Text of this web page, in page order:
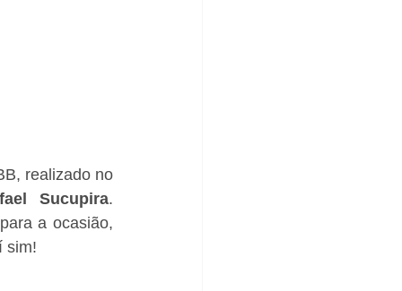
realizado no
Sucupira.
a ocasião,
sim!